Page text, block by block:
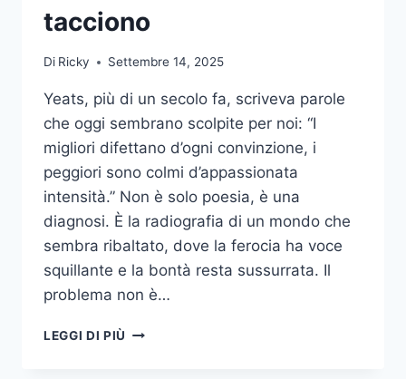
tacciono
Di Ricky Settembre 14, 2025
Yeats, più di un secolo fa, scriveva parole
che oggi sembrano scolpite per noi: “I
migliori difettano d’ogni convinzione, i
peggiori sono colmi d’appassionata
intensità.” Non è solo poesia, è una
diagnosi. È la radiografia di un mondo che
sembra ribaltato, dove la ferocia ha voce
squillante e la bontà resta sussurrata. Il
problema non è…
LEGGI DI PIÙ QUANDO